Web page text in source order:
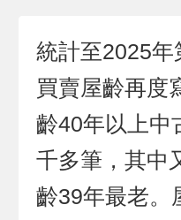
統計至2025年
買賣屋齡再度
齡40年以上中
千多筆，其中
齡39年最老。